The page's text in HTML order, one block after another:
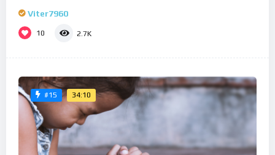
Viter7960
10 2.7K
#15 34:10